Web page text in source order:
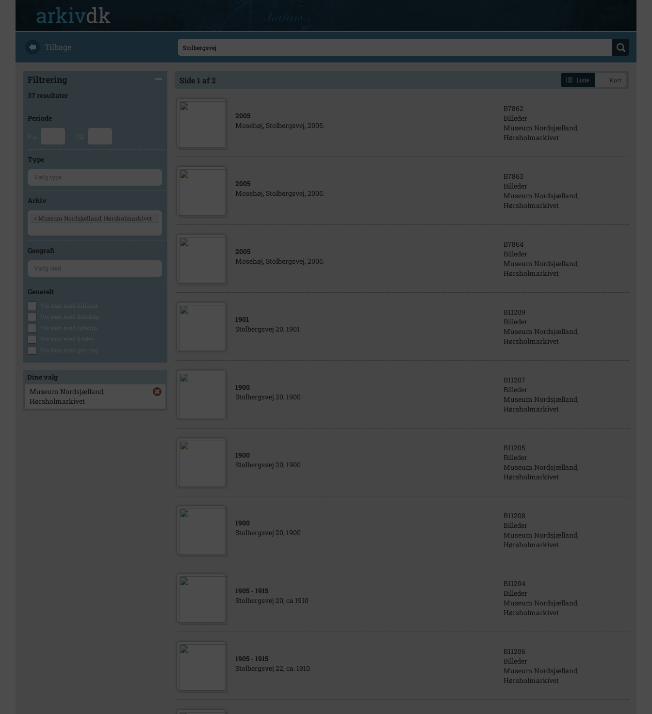
Tilbage
Filtrering
37 resultater
Periode
Fra Til
Type
Arkiv
× Museum Nordsjælland, Hørsholmarkivet
Geografi
Generelt
Vis kun med billeder
Vis kun med filmklip
Vis kun med lydklip
Vis kun med kilder
Vis kun med geo-tag
Dine valg
Museum Nordsjælland,
Hørsholmarkivet
Side 1 af 2 Liste Kort
2005
Mosehøj, Stolbergsvej, 2005.
B7862
Billeder
Museum Nordsjælland,
Hørsholmarkivet
2005
Mosehøj, Stolbergsvej, 2005.
B7863
Billeder
Museum Nordsjælland,
Hørsholmarkivet
2005
Mosehøj, Stolbergsvej, 2005.
B7864
Billeder
Museum Nordsjælland,
Hørsholmarkivet
1901
Stolbergsvej 20, 1901
B11209
Billeder
Museum Nordsjælland,
Hørsholmarkivet
1900
Stolbergsvej 20, 1900
B11207
Billeder
Museum Nordsjælland,
Hørsholmarkivet
1900
Stolbergsvej 20, 1900
B11205
Billeder
Museum Nordsjælland,
Hørsholmarkivet
1900
Stolbergsvej 20, 1900
B11208
Billeder
Museum Nordsjælland,
Hørsholmarkivet
1905 - 1915
Stolbergsvej 20, ca 1910
B11204
Billeder
Museum Nordsjælland,
Hørsholmarkivet
1905 - 1915
Stolbergsvej 22, ca. 1910
B11206
Billeder
Museum Nordsjælland,
Hørsholmarkivet